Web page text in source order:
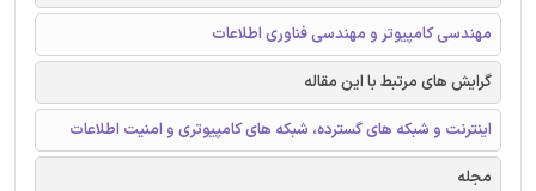
مهندسی کامپیوتر و مهندسی فناوری اطلاعات
گرایش های مرتبط با این مقاله
اینترنت و شبکه های گسترده، شبکه های کامپیوتری و امنیت اطلاعات
مجله